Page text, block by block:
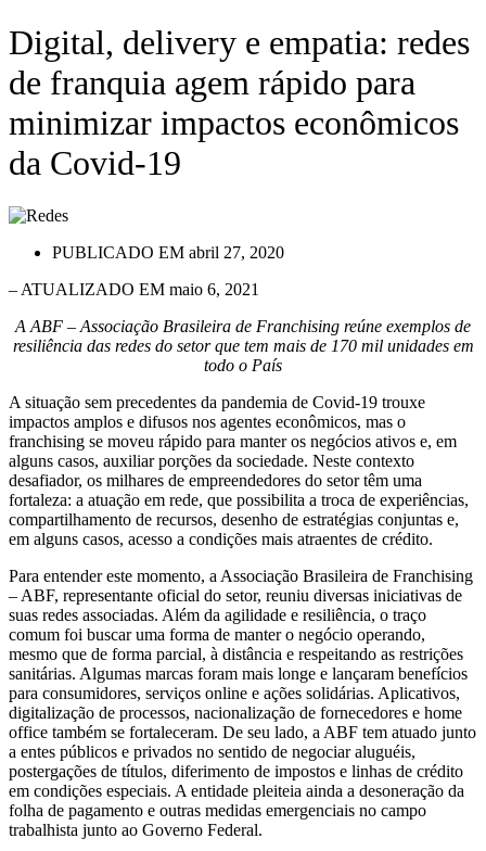
Digital, delivery e empatia: redes
de franquia agem rápido para
minimizar impactos econômicos
da Covid-19
PUBLICADO EM abril 27, 2020
– ATUALIZADO EM maio 6, 2021
A ABF – Associação Brasileira de Franchising reúne exemplos de
resiliência das redes do setor que tem mais de 170 mil unidades em
todo o País
A situação sem precedentes da pandemia de Covid-19 trouxe
impactos amplos e difusos nos agentes econômicos, mas o
franchising se moveu rápido para manter os negócios ativos e, em
alguns casos, auxiliar porções da sociedade. Neste contexto
desafiador, os milhares de empreendedores do setor têm uma
fortaleza: a atuação em rede, que possibilita a troca de experiências,
compartilhamento de recursos, desenho de estratégias conjuntas e,
em alguns casos, acesso a condições mais atraentes de crédito.
Para entender este momento, a Associação Brasileira de Franchising
– ABF, representante oficial do setor, reuniu diversas iniciativas de
suas redes associadas. Além da agilidade e resiliência, o traço
comum foi buscar uma forma de manter o negócio operando,
mesmo que de forma parcial, à distância e respeitando as restrições
sanitárias. Algumas marcas foram mais longe e lançaram benefícios
para consumidores, serviços online e ações solidárias. Aplicativos,
digitalização de processos, nacionalização de fornecedores e home
office também se fortaleceram. De seu lado, a ABF tem atuado junto
a entes públicos e privados no sentido de negociar aluguéis,
postergações de títulos, diferimento de impostos e linhas de crédito
em condições especiais. A entidade pleiteia ainda a desoneração da
folha de pagamento e outras medidas emergenciais no campo
trabalhista junto ao Governo Federal.